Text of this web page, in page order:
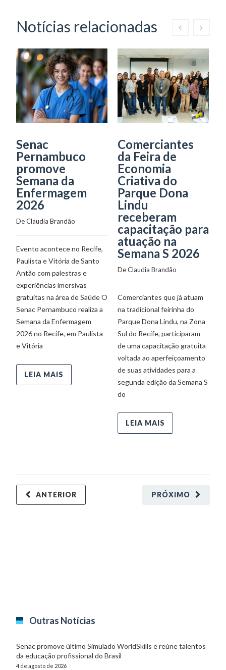
Notícias relacionadas
Senac
Pernambuco
promove
Semana da
Enfermagem
2026
De Claudia Brandão
Evento acontece no Recife,
Paulista e Vitória de Santo
Antão com palestras e
experiências imersivas
gratuitas na área de Saúde O
Senac Pernambuco realiza a
Semana da Enfermagem
2026 no Recife, em Paulista
e Vitória
LEIA MAIS
Comerciantes
da Feira de
Economia
Criativa do
Parque Dona
Lindu
receberam
capacitação para
atuação na
Semana S 2026
De Claudia Brandão
Comerciantes que já atuam
na tradicional feirinha do
Parque Dona Lindu, na Zona
Sul do Recife, participaram
de uma capacitação gratuita
voltada ao aperfeiçoamento
de suas atividades para a
segunda edição da Semana S
do
LEIA MAIS
PRÓXIMO
ANTERIOR
Outras Notícias
Senac promove último Simulado WorldSkills e reúne talentos
da educação profissional do Brasil
4 de agosto de 2026